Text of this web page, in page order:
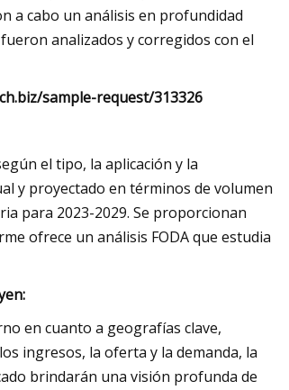
a cabo un análisis en profundidad
analizados y corregidos con el
sample-request/313326
el tipo, la aplicación y la
y proyectado en términos de volumen
para 2023-2029. Se proporcionan
ofrece un análisis FODA que estudia
en cuanto a geografías clave,
ingresos, la oferta y la demanda, la
brindarán una visión profunda de